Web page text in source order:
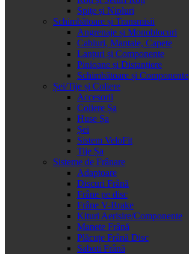
Spițe și Nipluri
Schimbătoare și Transmisii
Angrenaje și Monoblocuri
Cabluri, Mantale, Capete
Lanțuri și Componente
Pinioane și Distanțiere
Schimbătoare și Componente
Șei/Tije și Coliere
Accesorii
Coliere Șa
Huse Șa
Șei
Sistem VeloFit
Tije Șa
Sisteme de Frânare
Adaptoare
Discuri Frână
Frâne pe disc
Frâne V-Brake
Kituri Aerisire/Componente
Manete Frână
Plăcuțe Frână Disc
Saboti Frână